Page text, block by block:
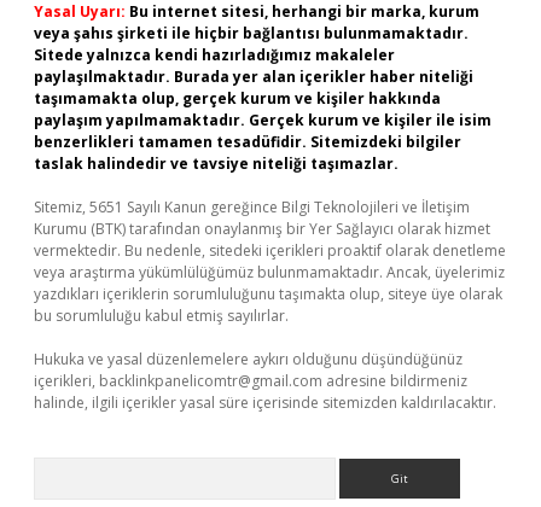
Yasal Uyarı: Bu internet sitesi, herhangi bir marka, kurum
veya şahıs şirketi ile hiçbir bağlantısı bulunmamaktadır.
Sitede yalnızca kendi hazırladığımız makaleler
paylaşılmaktadır. Burada yer alan içerikler haber niteliği
taşımamakta olup, gerçek kurum ve kişiler hakkında
paylaşım yapılmamaktadır. Gerçek kurum ve kişiler ile isim
benzerlikleri tamamen tesadüfidir. Sitemizdeki bilgiler
taslak halindedir ve tavsiye niteliği taşımazlar.
Sitemiz, 5651 Sayılı Kanun gereğince Bilgi Teknolojileri ve İletişim
Kurumu (BTK) tarafından onaylanmış bir Yer Sağlayıcı olarak hizmet
vermektedir. Bu nedenle, sitedeki içerikleri proaktif olarak denetleme
veya araştırma yükümlülüğümüz bulunmamaktadır. Ancak, üyelerimiz
yazdıkları içeriklerin sorumluluğunu taşımakta olup, siteye üye olarak
bu sorumluluğu kabul etmiş sayılırlar.
Hukuka ve yasal düzenlemelere aykırı olduğunu düşündüğünüz
içerikleri, backlinkpanelicomtr@gmail.com adresine bildirmeniz
halinde, ilgili içerikler yasal süre içerisinde sitemizden kaldırılacaktır.